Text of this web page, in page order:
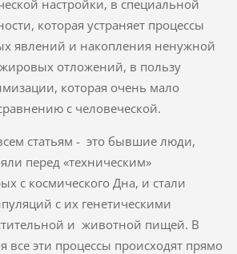
настройки, в специальной
которая устраняет процессы
явлений и накопления ненужной
отложений, в пользу
которая очень мало
с человеческой.
статьям - это бывшие люди,
перед «техническим»
с космического Дна, и стали
с их генетическими
и животной пищей. В
все эти процессы происходят прямо